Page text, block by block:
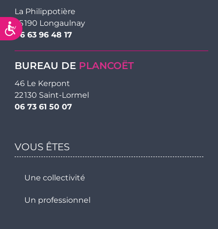
Accessibilité
La Philippotière
35 190 Longaulnay
06 63 96 48 17
BUREAU DE PLANCOËT
46 Le Kerpont
22 130 Saint-Lormel
06 73 61 50 07
VOUS ÊTES
Une collectivité
Un professionnel